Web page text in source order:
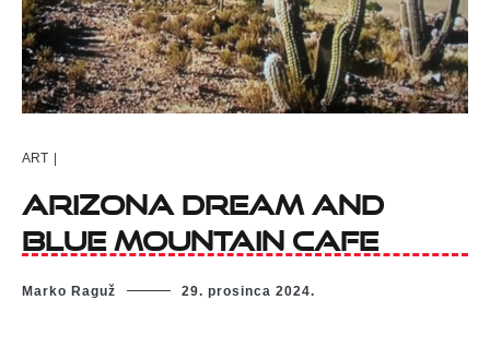
ART |
Arizona dream and
Blue mountain cafe
Marko Raguž 29. prosinca 2024.